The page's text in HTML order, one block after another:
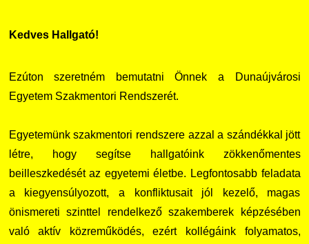
Kedves Hallgató!
Ezúton szeretném bemutatni Önnek a Dunaújvárosi
Egyetem Szakmentori Rendszerét.
Egyetemünk szakmentori rendszere azzal a szándékkal jött
létre, hogy segítse hallgatóink zökkenőmentes
beilleszkedését az egyetemi életbe. Legfontosabb feladata
a kiegyensúlyozott, a konfliktusait jól kezelő, magas
önismereti szinttel rendelkező szakemberek képzésében
való aktív közreműködés, ezért kollégáink folyamatos,